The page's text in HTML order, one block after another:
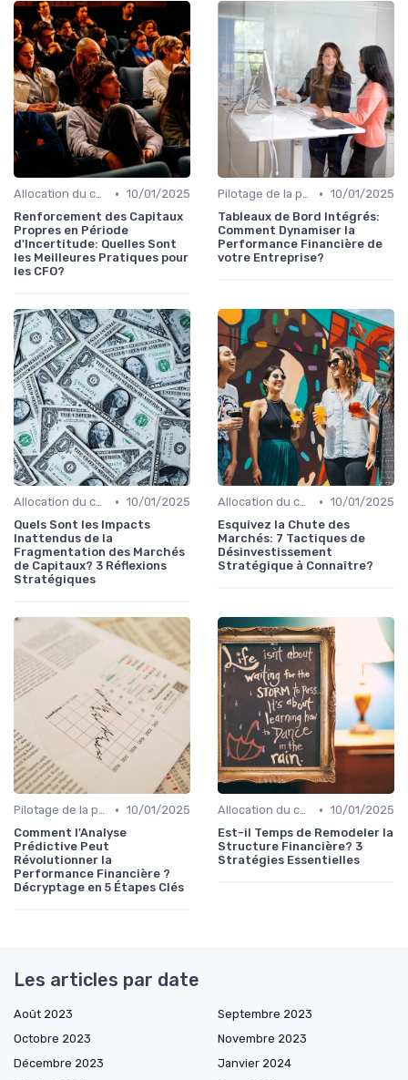
Allocation du capital & arbitrages • 10/01/2025
Renforcement des Capitaux
Propres en Période
d'Incertitude: Quelles Sont
les Meilleures Pratiques pour
les CFO?
Pilotage de la performance financière • 10/01/2025
Tableaux de Bord Intégrés:
Comment Dynamiser la
Performance Financière de
votre Entreprise?
Allocation du capital & arbitrages • 10/01/2025
Quels Sont les Impacts
Inattendus de la
Fragmentation des Marchés
de Capitaux? 3 Réflexions
Stratégiques
Allocation du capital & arbitrages • 10/01/2025
Esquivez la Chute des
Marchés: 7 Tactiques de
Désinvestissement
Stratégique à Connaître?
Pilotage de la performance financière • 10/01/2025
Comment l'Analyse
Prédictive Peut
Révolutionner la
Performance Financière ?
Décryptage en 5 Étapes Clés
Allocation du capital & arbitrages • 10/01/2025
Est-il Temps de Remodeler la
Structure Financière? 3
Stratégies Essentielles
Les articles par date
Août 2023
Septembre 2023
Octobre 2023
Novembre 2023
Décembre 2023
Janvier 2024